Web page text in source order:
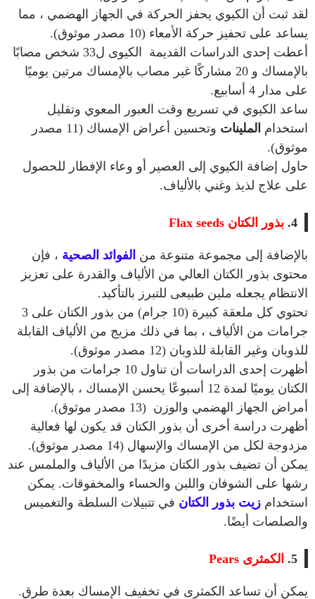
لقد ثبت أن الكيوي يحفز الحركة في الجهاز الهضمي ، مما
يساعد على تحفيز حركة الأمعاء (10 مصدر موثوق).
أعطت إحدى الدراسات القديمة الكيوى ل33 شخص مصابًا
بالإمساك و 20 مشاركًا غير مصاب بالإمساك مرتين يوميًا
على مدار 4 أسابيع.
ساعد الكيوي في تسريع وقت العبور المعوي وتقليل
استخدام الملينات
وتحسين أعراض الإمساك (11 مصدر
موثوق).
حاول إضافة الكيوي إلى العصير أو وعاء الإفطار للحصول
على علاج لذيذ وغني بالألياف.
4. بذور الكتان Flax seeds
بالإضافة إلى مجموعة متنوعة من الفوائد الصحية ، فإن
محتوى بذور الكتان العالي من الألياف والقدرة على تعزيز
الانتظام يجعله ملين طبيعى للتبرز بالتأكيد.
تحتوي كل ملعقة كبيرة (10 جرام) من بذور الكتان على 3
جرامات من الألياف ، بما في ذلك مزيج من الألياف القابلة
للذوبان وغير القابلة للذوبان (12 مصدر موثوق).
أظهرت إحدى الدراسات أن تناول 10 جرامات من بذور
الكتان يوميًا لمدة 12 أسبوعًا يحسن الإمساك ، بالإضافة إلى
أمراض الجهاز الهضمي والوزن (13 مصدر موثوق).
أظهرت دراسة أخرى أن بذور الكتان قد يكون لها فعالية
مزدوجة لكل من الإمساك والإسهال (14 مصدر موثوق).
يمكن أن تضيف بذور الكتان مزيدًا من الألياف والملمس عند
رشها على الشوفان واللبن والحساء والمخفوقات. يمكن
استخدام زيت بذور الكتان في تتبيلات السلطة والتغميس
والصلصات أيضًا.
5. الكمثرى Pears
يمكن أن تساعد الكمثرى في تخفيف الإمساك بعدة طرق.